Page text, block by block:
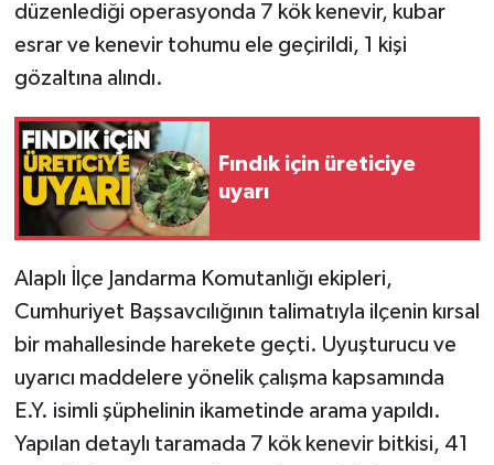
düzenlediği operasyonda 7 kök kenevir, kubar
esrar ve kenevir tohumu ele geçirildi, 1 kişi
gözaltına alındı.
Fındık için üreticiye
uyarı
Alaplı İlçe Jandarma Komutanlığı ekipleri,
Cumhuriyet Başsavcılığının talimatıyla ilçenin kırsal
bir mahallesinde harekete geçti. Uyuşturucu ve
uyarıcı maddelere yönelik çalışma kapsamında
E.Y. isimli şüphelinin ikametinde arama yapıldı.
Yapılan detaylı taramada 7 kök kenevir bitkisi, 41